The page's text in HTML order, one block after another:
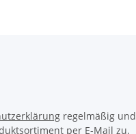
regelmäßig und
per E-Mail zu.